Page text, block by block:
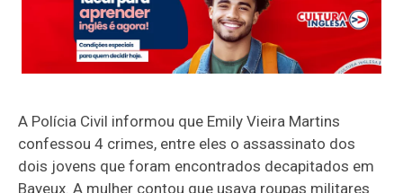
A Polícia Civil informou que Emily Vieira Martins
confessou 4 crimes, entre eles o assassinato dos
dois jovens que foram encontrados decapitados em
Bayeux. A mulher contou que usava roupas militares